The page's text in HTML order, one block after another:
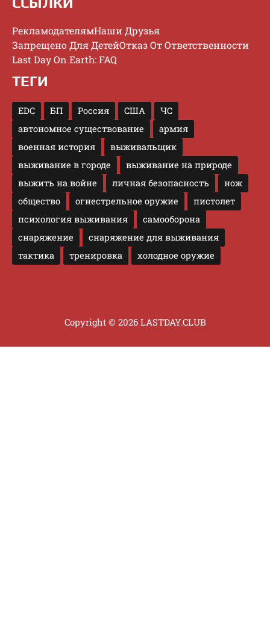
РекламодателямНаши Друзья
Запрещено Для ДетейОтказ От Ответственности
Last Day On Earth: FAQ
ТЕГИ
EDC БП Россия США
ЧС
автономное существование
армия
военная история
выживальщик
выживание в городе
выживание на природе
выжить на войне
личная безопасность
нож
общество
огнестрельное оружие
пистолет
психология выживания
самооборона
снаряжение
снаряжение для выживания
тактика
тренировка холодное оружие
Copyright © 2026 LASTDAY.CLUB